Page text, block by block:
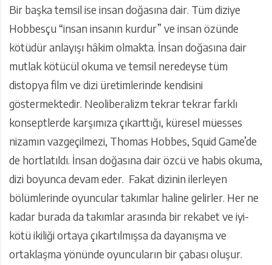
Bir başka temsil ise insan doğasına dair. Tüm diziye
Hobbesçu “insan insanın kurdur” ve insan özünde
kötüdür anlayışı hâkim olmakta. İnsan doğasına dair
mutlak kötücül okuma ve temsil neredeyse tüm
distopya film ve dizi üretimlerinde kendisini
göstermektedir. Neoliberalizm tekrar tekrar farklı
konseptlerde karşımıza çıkarttığı, küresel müesses
nizamın vazgeçilmezi, Thomas Hobbes, Squid Game’de
de hortlatıldı. İnsan doğasına dair özcü ve habis okuma,
dizi boyunca devam eder. Fakat dizinin ilerleyen
bölümlerinde oyuncular takımlar haline gelirler. Her ne
kadar burada da takımlar arasında bir rekabet ve iyi-
kötü ikiliği ortaya çıkartılmışsa da dayanışma ve
ortaklaşma yönünde oyuncuların bir çabası oluşur.